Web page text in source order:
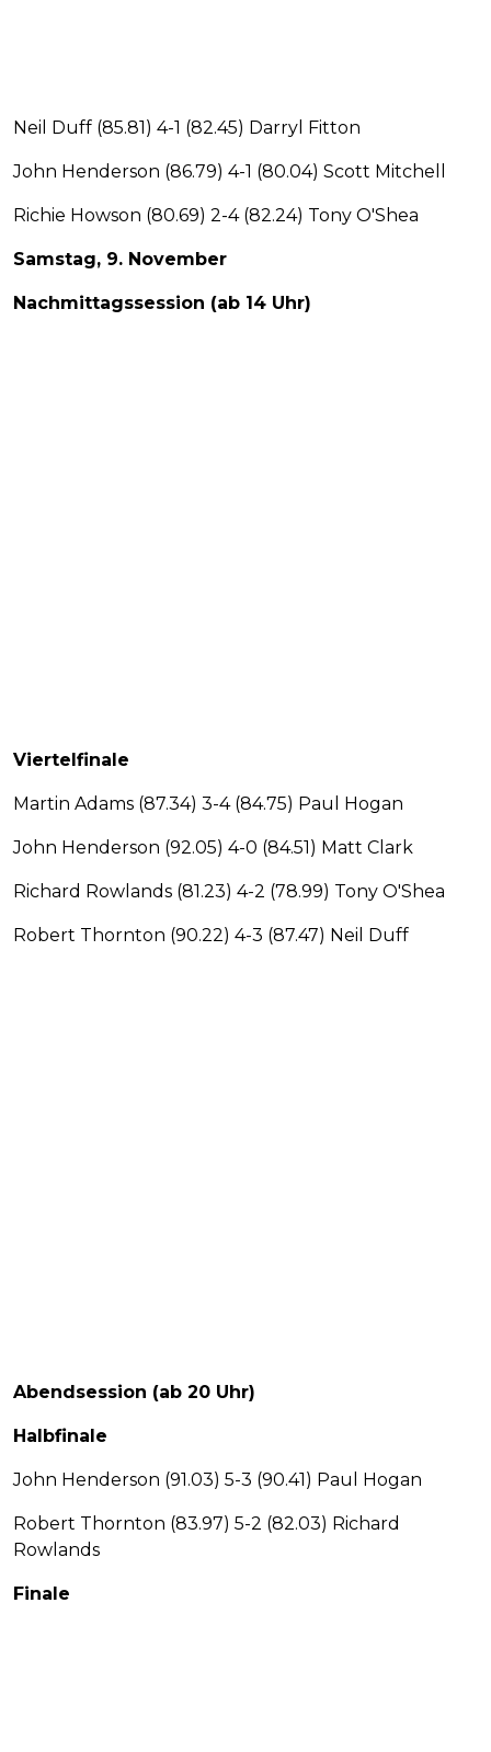
Neil Duff (85.81) 4-1 (82.45) Darryl Fitton
John Henderson (86.79) 4-1 (80.04) Scott Mitchell
Richie Howson (80.69) 2-4 (82.24) Tony O'Shea
Samstag, 9. November
Nachmittagssession (ab 14 Uhr)
Viertelfinale
Martin Adams (87.34) 3-4 (84.75) Paul Hogan
John Henderson (92.05) 4-0 (84.51) Matt Clark
Richard Rowlands (81.23) 4-2 (78.99) Tony O'Shea
Robert Thornton (90.22) 4-3 (87.47) Neil Duff
Abendsession (ab 20 Uhr)
Halbfinale
John Henderson (91.03) 5-3 (90.41) Paul Hogan
Robert Thornton (83.97) 5-2 (82.03) Richard
Rowlands
Finale